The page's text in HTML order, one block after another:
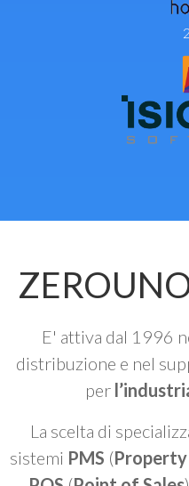
E' attiva dal 1996
distribuzione e nel
per
La scelta di
sistemi PMS (